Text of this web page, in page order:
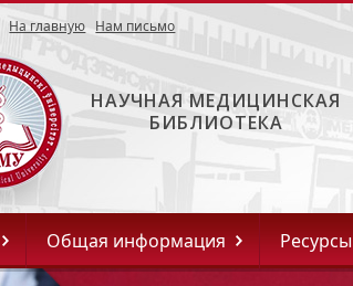
На главную Нам письмо
НАУЧНАЯ МЕДИЦИНСКАЯ
БИБЛИОТЕКА
Общая информация Ресурсы